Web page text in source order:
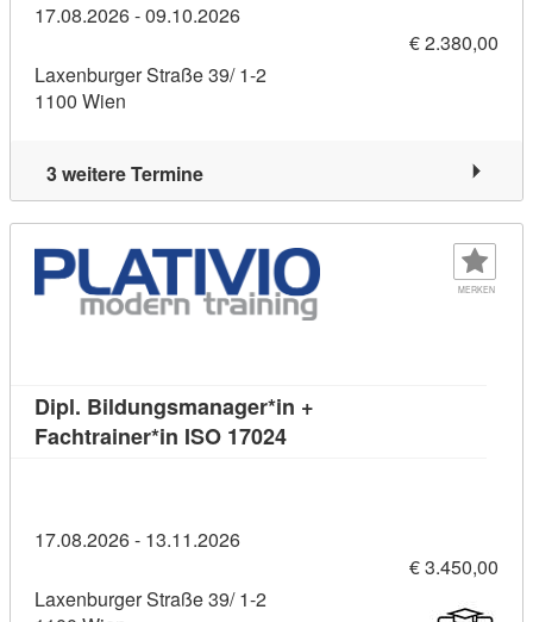
17.08.2026 - 09.10.2026
€ 2.380,00
Laxenburger Straße 39/ 1-2
1100 Wien
3 weitere Termine
MERKEN
Dipl. Bildungsmanager*in +
Fachtrainer*in ISO 17024Kursdetail: Dipl.
17.08.2026 - 13.11.2026
€ 3.450,00
Laxenburger Straße 39/ 1-2